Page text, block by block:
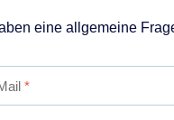
eine allgemeine